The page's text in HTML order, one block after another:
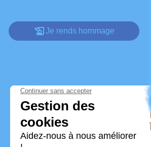
Je rends hommage